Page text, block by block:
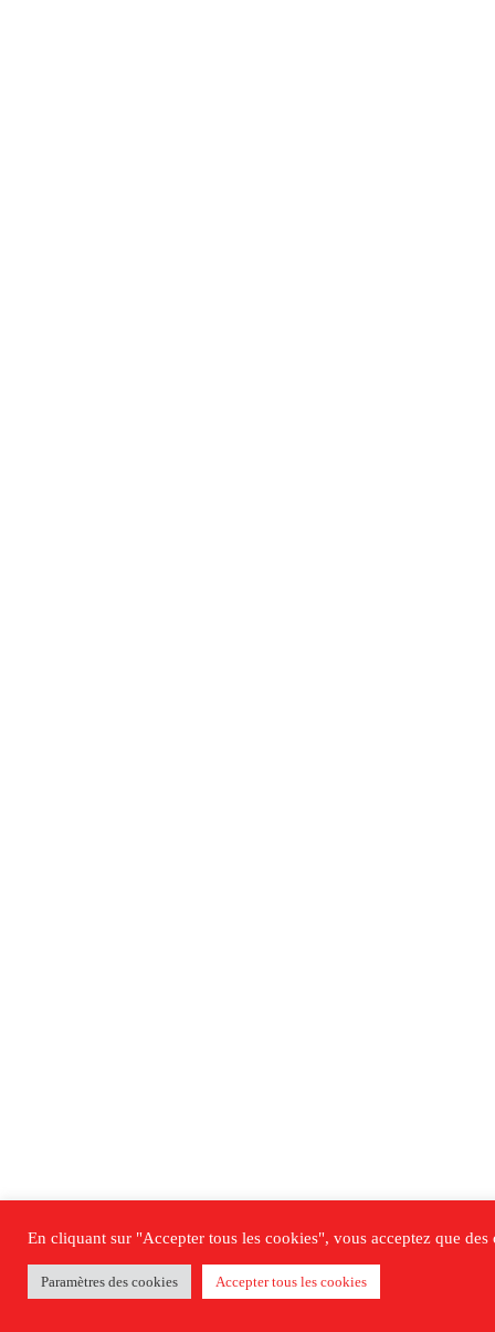
En cliquant sur "Accepter tous les cookies", vous acceptez que
Paramètres des cookies Accepter tous les cookies